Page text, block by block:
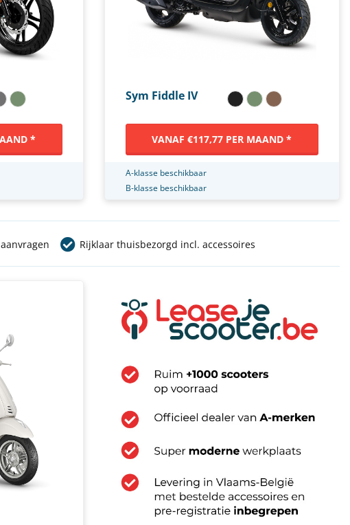
*
Sym Fiddle IV
VANAF €117,77 PER MAAND *
A-klasse beschikbaar
B-klasse beschikbaar
Rijklaar thuisbezorgd incl. accessoires